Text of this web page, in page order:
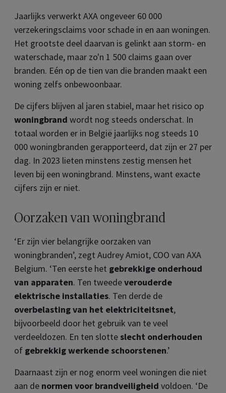
Jaarlijks verwerkt AXA ongeveer 60 000
verzekeringsclaims voor schade in en aan woningen.
Het grootste deel daarvan is gelinkt aan storm- en
waterschade, maar zo'n 1 500 claims gaan over
branden. Eén op de tien van die branden maakt een
woning zelfs onbewoonbaar.
De cijfers blijven al jaren stabiel, maar het risico op
woningbrand wordt nog steeds onderschat. In
totaal worden er in België jaarlijks nog steeds 10
000 woningbranden gerapporteerd, dat zijn er 27 per
dag. In 2023 lieten minstens zestig mensen het
leven bij een woningbrand. Minstens, want exacte
cijfers zijn er niet.
Oorzaken van woningbrand
‘Er zijn vier belangrijke oorzaken van
woningbranden’, zegt Audrey Amiot, COO van AXA
Belgium. ‘Ten eerste het gebrekkige onderhoud
van apparaten. Ten tweedeverouderde
elektrische installaties. Ten derde de
overbelasting van het elektriciteitsnet,
bijvoorbeeld door het gebruik van te veel
verdeeldozen. En ten slotteslecht onderhouden
of gebrekkig werkende schoorstenen.’
Daarnaast zijn er nog enorm veel woningen die niet
aan de normen voor brandveiligheid voldoen. ‘De